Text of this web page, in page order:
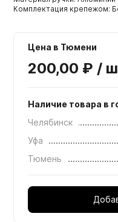
Комплектация крепежом:
Цена в Тюмени
200,00 ₽ /
Наличие товара в
Челябинск
Уфа
Тюмень